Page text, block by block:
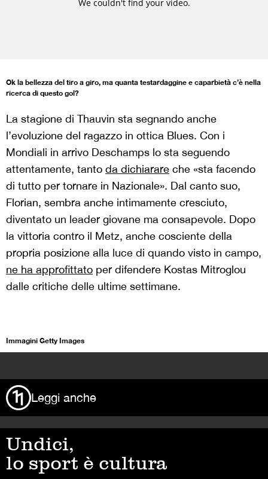
Ok la bellezza del tiro a giro, ma quanta testardaggine e caparbietà c’è nella
ricerca di questo gol?
La stagione di Thauvin sta segnando anche
l’evoluzione del ragazzo in ottica Blues. Con i
Mondiali in arrivo Deschamps lo sta seguendo
attentamente, tanto da dichiarare che «sta facendo
di tutto per tornare in Nazionale». Dal canto suo,
Florian, sembra anche intimamente cresciuto,
diventato un leader giovane ma consapevole. Dopo
la vittoria contro il Metz, anche cosciente della
propria posizione alla luce di quando visto in campo,
ne ha approfittato per difendere Kostas Mitroglou
dalle critiche delle ultime settimane.
Immagini Getty Images
Leggi anche
Undici,
lo sport è cultura